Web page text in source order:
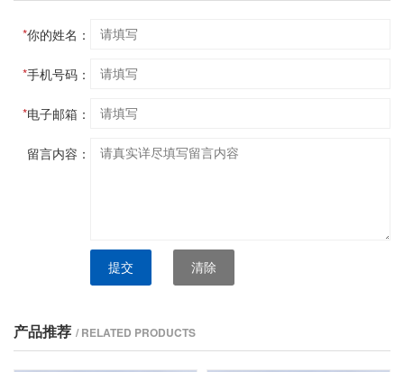
*你的姓名：
*手机号码：
*电子邮箱：
留言内容：
提交 清除
产品推荐 / RELATED PRODUCTS